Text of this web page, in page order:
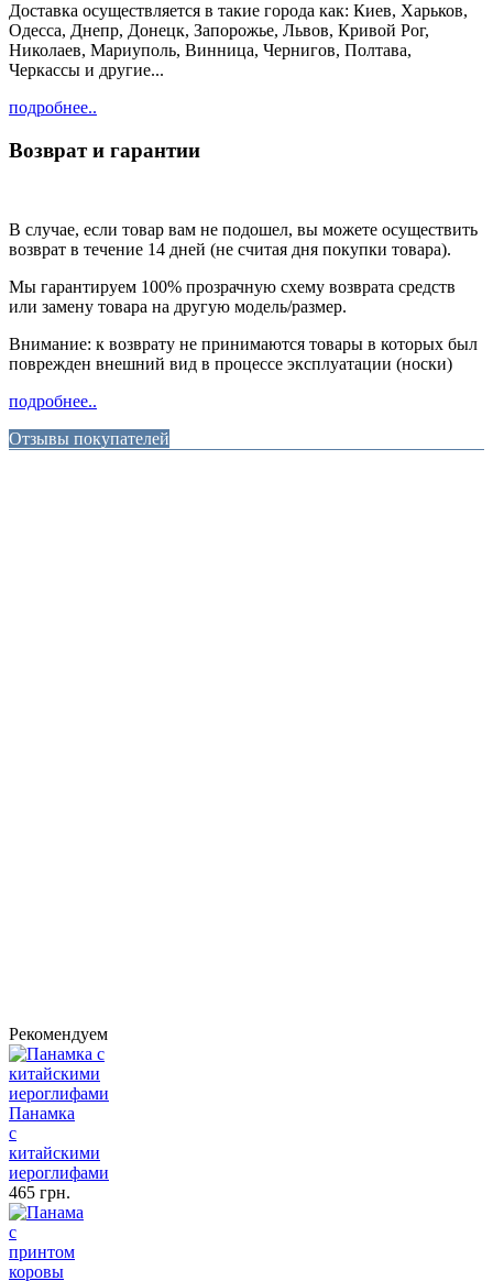
Доставка осуществляется в такие города как: Киев, Харьков,
Одесса, Днепр, Донецк, Запорожье, Львов, Кривой Рог,
Николаев, Мариуполь, Винница, Чернигов, Полтава,
Черкассы и другие...
подробнее..
Возврат и гарантии
В случае, если товар вам не подошел, вы можете осуществить
возврат в течение 14 дней (не считая дня покупки товара).
Мы гарантируем 100% прозрачную схему возврата средств
или замену товара на другую модель/размер.
Внимание: к возврату не принимаются товары в которых был
поврежден внешний вид в процессе эксплуатации (носки)
подробнее..
Отзывы покупателей
Рекомендуем
Панамка
с
китайскими
иероглифами
465 грн.